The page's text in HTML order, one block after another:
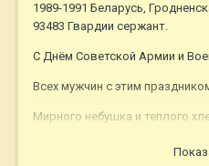
1989-1991 Беларусь,
93483 Гвардии сержант.
С Днём Советской Армии и
Всех мужчин с этим
Мирного небушка и теплого